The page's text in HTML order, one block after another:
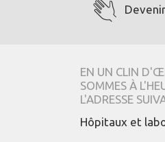
EN UN CLIN
SOMMES À
L'ADRESSE
Hôpitaux et